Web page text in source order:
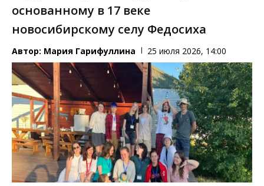
основанному в 17 веке
новосибирскому селу Федосиха
Автор: Мария Гарифуллина 25 июля 2026, 14:00